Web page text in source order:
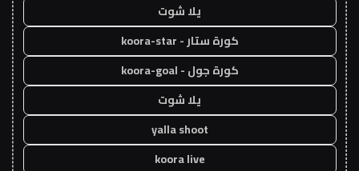
يلا شوت
كورة ستار - koora-star
كورة جول - koora-goal
يلا شوت
yalla shoot
koora live